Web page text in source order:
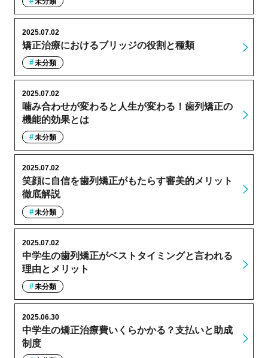
矯正治療におけるブリッジの役割と種類
2025.07.02
未分類
噛み合わせが変わると人生が変わる！歯列矯正の
機能的効果とは
2025.07.02
未分類
笑顔に自信を歯列矯正がもたらす審美的メリット
徹底解説
2025.07.02
未分類
中学生の歯列矯正がベストタイミングと言われる
理由とメリット
2025.07.02
未分類
中学生の矯正治療費いくらかかる？支払いと助成
制度
2025.06.30